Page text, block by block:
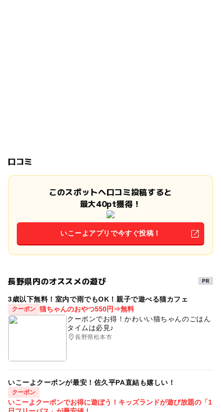
口コミ
このスポットへ口コミ投稿すると
最大40pt獲得！
いこーよアプリで今すぐ投稿！
長野県内のオススメの遊び
3歳以下無料！室内で雨でもOK！親子で遊べる猫カフェ
クーポン 猫ちゃんのおやつ550円⇒無料
クーポンでお得！かわいい猫ちゃんのごはん
タイムは必見♪
長野県松本市
いこーよクーポンが最安！佐久平PA直結も嬉しい！
クーポン
いこーよクーポンでお得に遊ぼう！キッズランドが遊び放題の「1